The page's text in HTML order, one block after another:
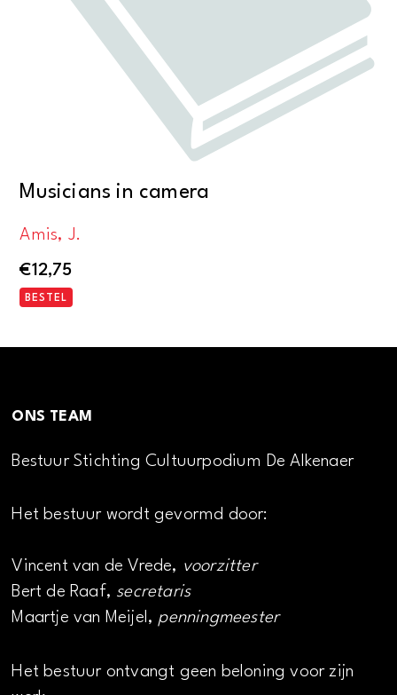
Musicians in camera
Amis, J.
€12,75
BESTEL
ONS TEAM
Bestuur Stichting Cultuurpodium De Alkenaer
Het bestuur wordt gevormd door:
Vincent van de Vrede, voorzitter
Bert de Raaf, secretaris
Maartje van Meijel, penningmeester
Het bestuur ontvangt geen beloning voor zijn